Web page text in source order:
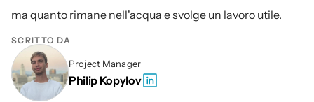
SCRITTO DA
Project Manager
Philip Kopylov
ma quanto rimane nell'acqua e svolge un lavoro utile.